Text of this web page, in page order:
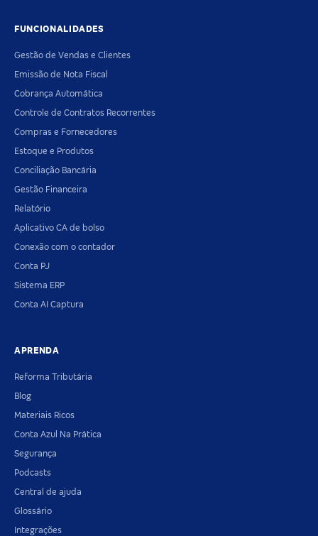
FUNCIONALIDADES
Gestão de Vendas e Clientes
Emissão de Nota Fiscal
Cobrança Automática
Controle de Contratos Recorrentes
Compras e Fornecedores
Estoque e Produtos
Conciliação Bancária
Gestão Financeira
Relatório
Aplicativo CA de bolso
Conexão com o contador
Conta PJ
Sistema ERP
Conta AI Captura
APRENDA
Reforma Tributária
Blog
Materiais Ricos
Conta Azul Na Prática
Segurança
Podcasts
Central de ajuda
Glossário
Integrações